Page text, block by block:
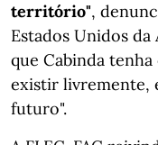
território",
Estados Unidos
que Cabinda
existir livremente,
futuro".